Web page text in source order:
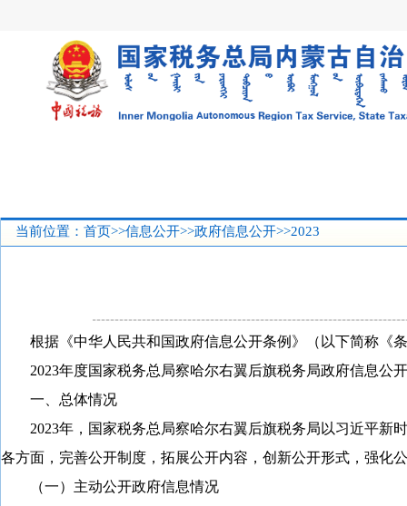
当前位置： 首页>>信息公开>>政府信息公开>>2023
根据《中华人民共和国政府信息公开条例》（以下简称《
2023年度国家税务总局察哈尔右翼后旗税务局政府信息公
一、总体情况
2023年，国家税务总局察哈尔右翼后旗税务局以习近平新
各方面，完善公开制度，拓展公开内容，创新公开形式，强化
（一） 主动公开政府信息情况